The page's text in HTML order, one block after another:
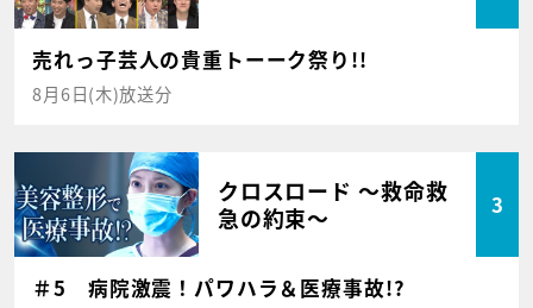
売れっ子芸人の貴重トーーク祭り!!
8月6日(木)放送分
クロスロード ～救命救
急の約束～
3
＃5 病院激震！パワハラ＆医療事故!?